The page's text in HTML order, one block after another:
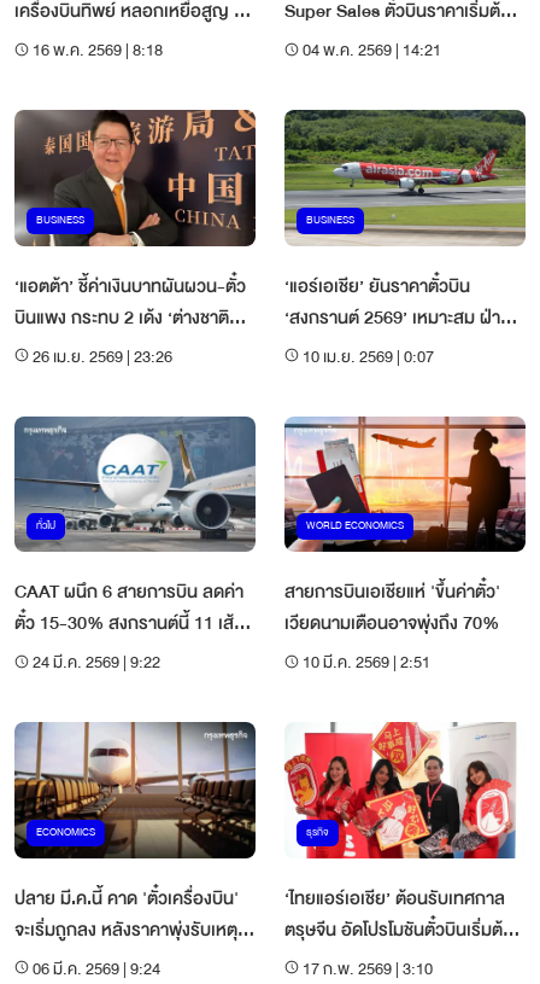
เครื่องบินทิพย์ หลอกเหยื่อสูญ 10
ล.16 พ.ค. 2569 | 8:18
Super Sales ตั๋วบินราคาเริ่มต้น
1,480 บาท/เที่ยว
04 พ.ค. 2569 | 14:21
BUSINESS
‘แอตต้า’ ชี้ค่าเงินบาทผันผวน-ตั๋ว
บินแพง กระทบ 2 เด้ง ‘ต่างชาติ
เที่ยวไทย’ คาดปิดที่ 30-32 ล้าน
26 เม.ย. 2569 | 23:26
BUSINESS
‘แอร์เอเชีย’ ยันราคาตั๋วบิน
‘สงกรานต์ 2569’ เหมาะสม ฝ่าพิษ
น้ำมันแพง ชี้คนไทยแห่เที่ยวแน่น
10 เม.ย. 2569 | 0:07
ทั่วไป
CAAT ผนึก 6 สายการบิน ลดค่า
ตั๋ว 15-30% สงกรานต์นี้ 11 เส้น
ทางยอดฮิต
24 มี.ค. 2569 | 9:22
WORLD ECONOMICS
สายการบินเอเชียแห่ 'ขึ้นค่าตั๋ว'
เวียดนามเตือนอาจพุ่งถึง 70%
10 มี.ค. 2569 | 2:51
ECONOMICS
ปลาย มี.ค.นี้ คาด 'ตั๋วเครื่องบิน'
จะเริ่มถูกลง หลังราคาพุ่งรับเหตุ
ตะวันออกกลาง
06 มี.ค. 2569 | 9:24
ธุรกิจ
‘ไทยแอร์เอเชีย’ ต้อนรับเทศกาล
ตรุษจีน อัดโปรโมชันตั๋วบินเริ่มต้น
1,789 บาทต่อเที่ยวบิน
17 ก.พ. 2569 | 3:10